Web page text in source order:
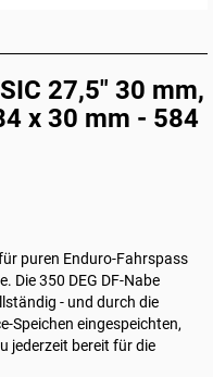
27,5" 30 mm,
x 30 mm - 584
puren Enduro-Fahrspass
Die 350 DEG DF-Nabe
- und durch die
Speichen eingespeichten,
jederzeit bereit für die